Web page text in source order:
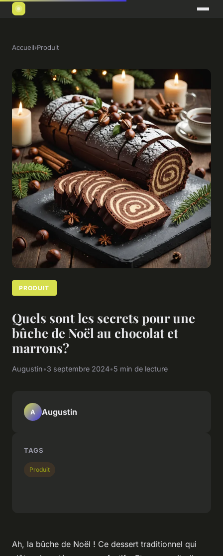
Accueil›Produit
PRODUIT
Quels sont les secrets pour une
bûche de Noël au chocolat et
marrons?
Augustin•3 septembre 2024•5 min de lecture
Ah, la bûche de Noël ! Ce dessert traditionnel qui
A Augustin
TAGS
Produit